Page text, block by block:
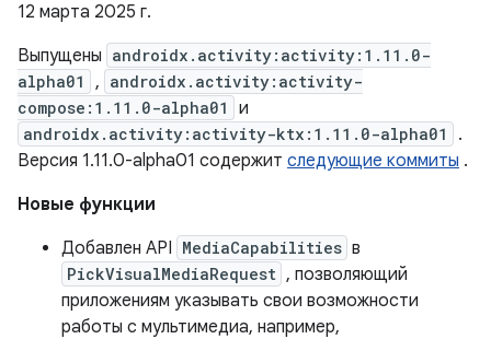
12 марта 2025 г.
Выпущены androidx.activity:activity:1.11.0-
alpha01
, androidx.activity:activity-
compose:1.11.0-alpha01
и
androidx.activity:activity-ktx:1.11.0-alpha01
.
Версия 1.11.0-alpha01 содержит следующие коммиты .
Новые функции
Добавлен API MediaCapabilities в
PickVisualMediaRequest , позволяющий
приложениям указывать свои возможности
работы с мультимедиа, например,